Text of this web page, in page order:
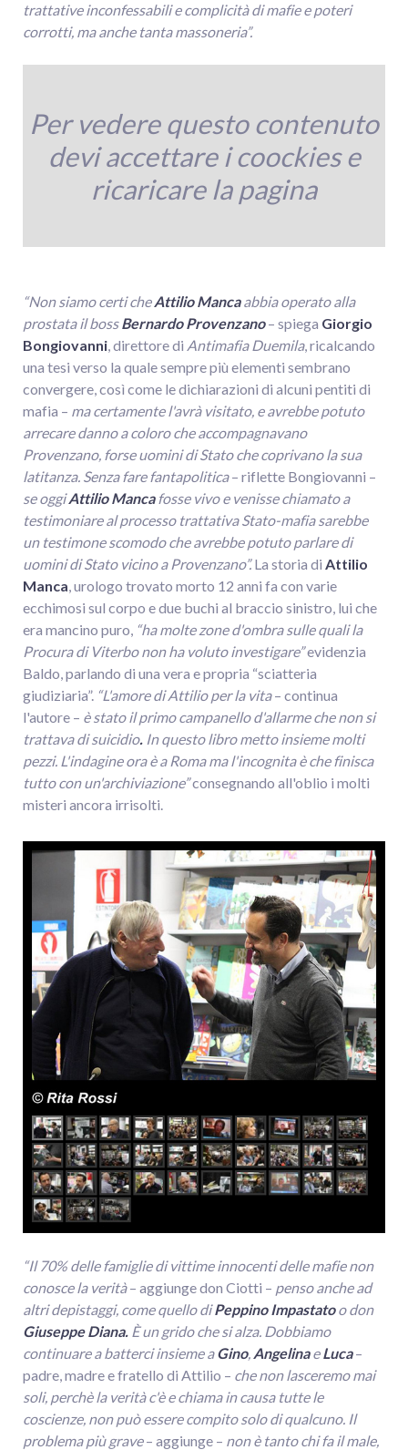
trattative inconfessabili e complicità di mafie e poteri
corrotti, ma anche tanta massoneria”.
Per vedere questo contenuto
devi accettare i coockies e
ricaricare la pagina
“Non siamo certi cheAttilio Mancaabbia operato alla
prostata il bossBernardo Provenzano– spiega Giorgio
Bongiovanni, direttore di Antimafia Duemila, ricalcando
una tesi verso la quale sempre più elementi sembrano
convergere, così come le dichiarazioni di alcuni pentiti di
mafia – ma certamente l'avrà visitato, e avrebbe potuto
arrecare danno a coloro che accompagnavano
Provenzano, forse uomini di Stato che coprivano la sua
latitanza. Senza fare fantapolitica– riflette Bongiovanni –
se oggiAttilio Mancafosse vivo e venisse chiamato a
testimoniare al processo trattativa Stato-mafia sarebbe
un testimone scomodo che avrebbe potuto parlare di
uomini di Stato vicino a Provenzano”.La storia di Attilio
Manca, urologo trovato morto 12 anni fa con varie
ecchimosi sul corpo e due buchi al braccio sinistro, lui che
era mancino puro, “ha molte zone d'ombra sulle quali la
Procura di Viterbo non ha voluto investigare”evidenzia
Baldo, parlando di una vera e propria “sciatteria
giudiziaria”. “L'amore di Attilio per la vita– continua
l'autore – è stato il primo campanello d'allarme che non si
trattava di suicidio. In questo libro metto insieme molti
pezzi. L'indagine ora è a Roma ma l'incognita è che finisca
tutto con un'archiviazione”consegnando all'oblio i molti
misteri ancora irrisolti.
“Il 70% delle famiglie di vittime innocenti delle mafie non
conosce la verità– aggiunge don Ciotti – penso anche ad
altri depistaggi, come quello diPeppino Impastatoo don
Giuseppe Diana. È un grido che si alza. Dobbiamo
continuare a batterci insieme aGino, AngelinaeLuca–
padre, madre e fratello di Attilio – che non lasceremo mai
soli, perchè la verità c'è e chiama in causa tutte le
coscienze, non può essere compito solo di qualcuno. Il
problema più grave– aggiunge – non è tanto chi fa il male,